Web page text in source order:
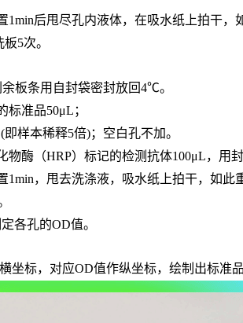
1min后甩尽孔内液体，在吸水纸上拍干，
5次。
板条用自封袋密封放回4℃。
标准品50μL；
(即样本稀释5倍)； 空白孔不加。
物酶（HRP）标记的检测抗体100μL，用
1min，甩去洗涤液，吸水纸上拍干，如此
各孔的OD值。
坐标，对应OD值作纵坐标，绘制出标准